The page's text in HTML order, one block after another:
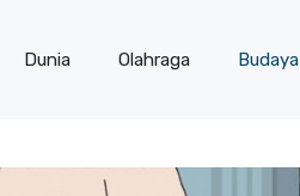
Dunia Olahraga Budaya